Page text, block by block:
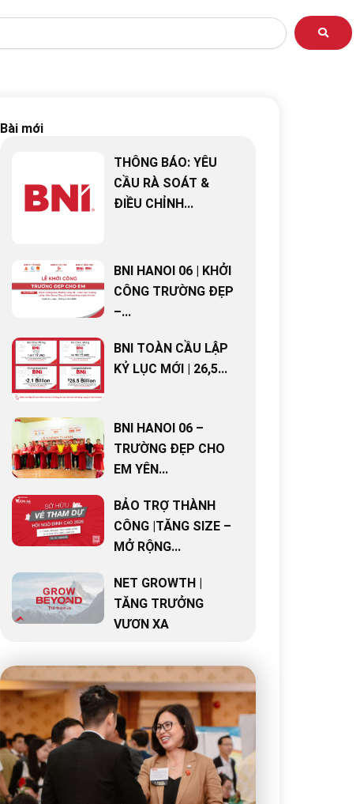
Bài mới
THÔNG BÁO: YÊU
CẦU RÀ SOÁT &
ĐIỀU CHỈNH...
BNI HANOI 06 | KHỞI
CÔNG TRƯỜNG ĐẸP
–...
BNI TOÀN CẦU LẬP
KỶ LỤC MỚI | 26,5...
BNI HANOI 06 –
TRƯỜNG ĐẸP CHO
EM YÊN...
BẢO TRỢ THÀNH
CÔNG |TĂNG SIZE –
MỞ RỘNG...
NET GROWTH |
TĂNG TRƯỞNG
VƯƠN XA